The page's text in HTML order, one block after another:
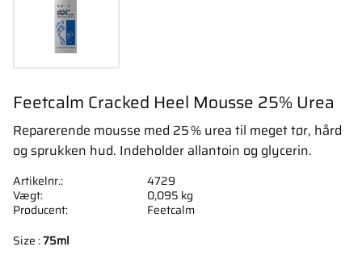
Feetcalm Cracked Heel Mousse 25% Urea
Reparerende mousse med 25 % urea til meget tør, hård
og sprukken hud. Indeholder allantoin og glycerin.
Size :75ml
Artikelnr.
4729
Vægt
0,095 kg
Producent
Feetcalm